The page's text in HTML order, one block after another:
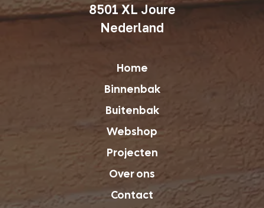
8501 XL Joure
Nederland
Home
Binnenbak
Buitenbak
Webshop
Projecten
Over ons
Contact